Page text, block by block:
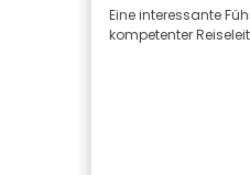
Eine interessante
kompetenter